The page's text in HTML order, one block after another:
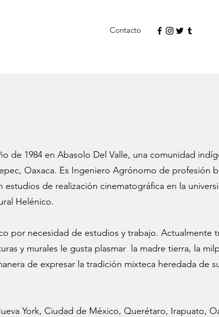
Contacto
de 1984 en Abasolo Del Valle, una comunidad
Oaxaca. Es Ingeniero Agrónomo de profesión
de realización cinematográfica en la
Helénico.
por necesidad de estudios y trabajo. Actualmente
y murales le gusta plasmar la madre tierra, la
de expresar la tradición mixteca heredada de
York, Ciudad de México, Querétaro, Irapuato,